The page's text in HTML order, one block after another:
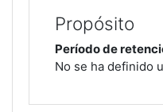
Propósito
Período de
No se ha definido